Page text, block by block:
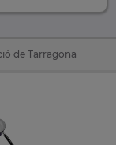
de Tarragona